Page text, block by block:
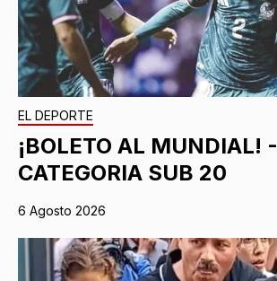
EL DEPORTE
¡BOLETO AL MUNDIAL! -
CATEGORIA SUB 20
6 Agosto 2026